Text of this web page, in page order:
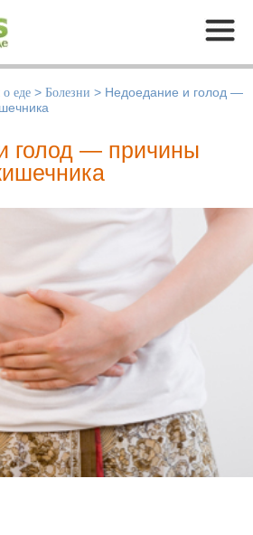
Меню
еде > Болезни > Недоедание и голод —
голод — причины